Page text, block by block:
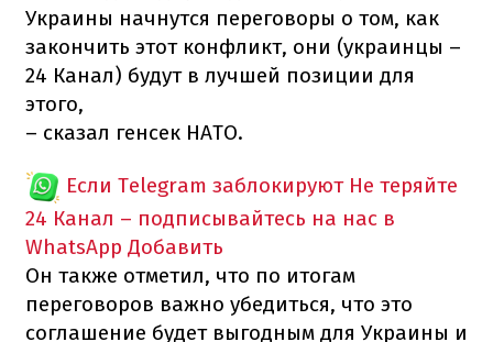
Украины начнутся переговоры о том, как
закончить этот конфликт, они (украинцы –
24 Канал) будут в лучшей позиции для
этого,
– сказал генсек НАТО.
Если Telegram заблокируют Не теряйте
24 Канал – подписывайтесь на нас в
WhatsApp Добавить
Он также отметил, что по итогам
переговоров важно убедиться, что это
соглашение будет выгодным для Украины и